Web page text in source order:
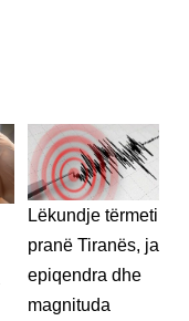
Lëkundje tërmeti
pranë Tiranës, ja
epiqendra dhe
magnituda